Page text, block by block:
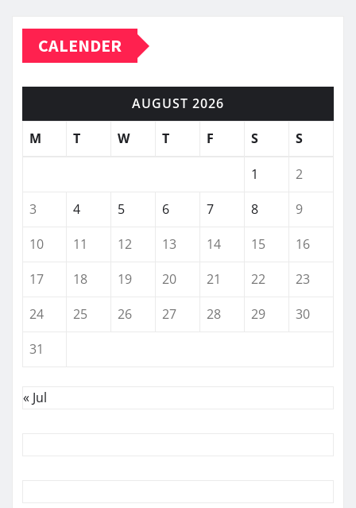
CALENDER
AUGUST 2026
M
T W T F S S
1
2
3
4 5 6 7 8
9
10
11 12 13 14 15
16
17
18 19 20 21 22
23
24
25 26 27 28 29
30
31
« Jul